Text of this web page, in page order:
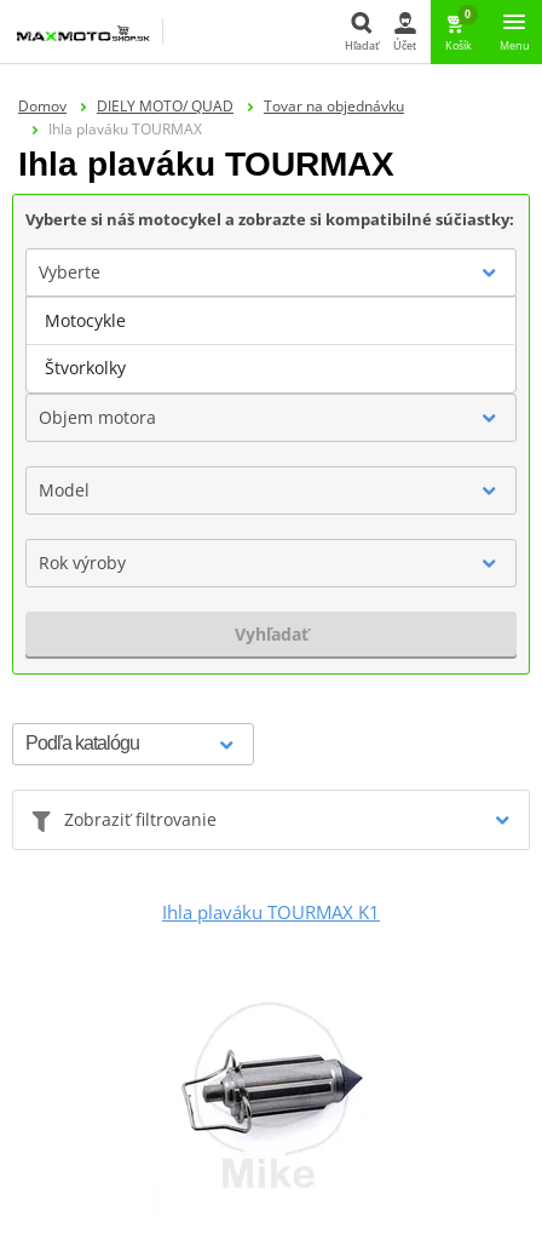
Hľadať Účet
0
Košík Menu
Domov DIELY MOTO/ QUAD
Tovar na objednávku
Ihla plaváku TOURMAX
Ihla plaváku TOURMAX
Vyberte si náš motocykel a zobrazte si kompatibilné súčiastky:
Vyberte
Značka
Objem motora
Model
Rok výroby
Vyhľadať
Zobraziť filtrovanie
Ihla plaváku TOURMAX K1
Motocykle
Štvorkolky